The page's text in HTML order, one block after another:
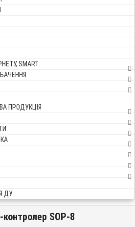
SMART
ПРОДУКЦІЯ
ДУ
SOP-8 SOP-8